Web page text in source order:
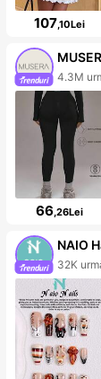
107,10Lei
4.3M
66 ,26Lei
NAIO
32K